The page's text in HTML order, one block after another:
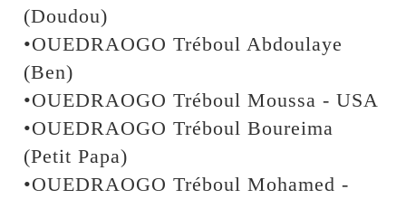
(Doudou)
•OUEDRAOGO Tréboul Abdoulaye
(Ben)
•OUEDRAOGO Tréboul Moussa - USA
•OUEDRAOGO Tréboul Boureima
(Petit Papa)
•OUEDRAOGO Tréboul Mohamed -